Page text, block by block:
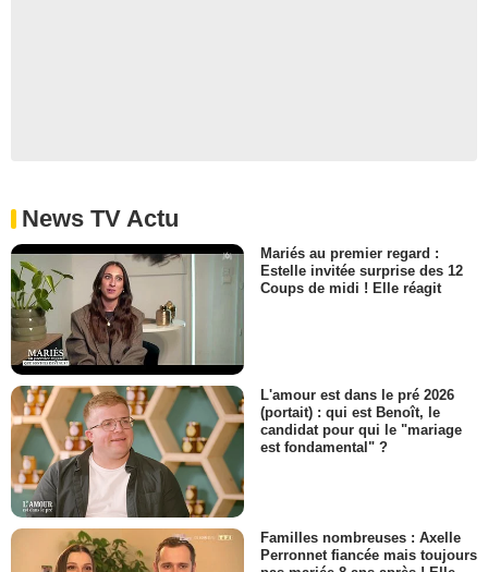
News TV Actu
Mariés au premier regard :
Estelle invitée surprise des 12
Coups de midi ! Elle réagit
L'amour est dans le pré 2026
(portait) : qui est Benoît, le
candidat pour qui le "mariage
est fondamental" ?
Familles nombreuses : Axelle
Perronnet fiancée mais toujours